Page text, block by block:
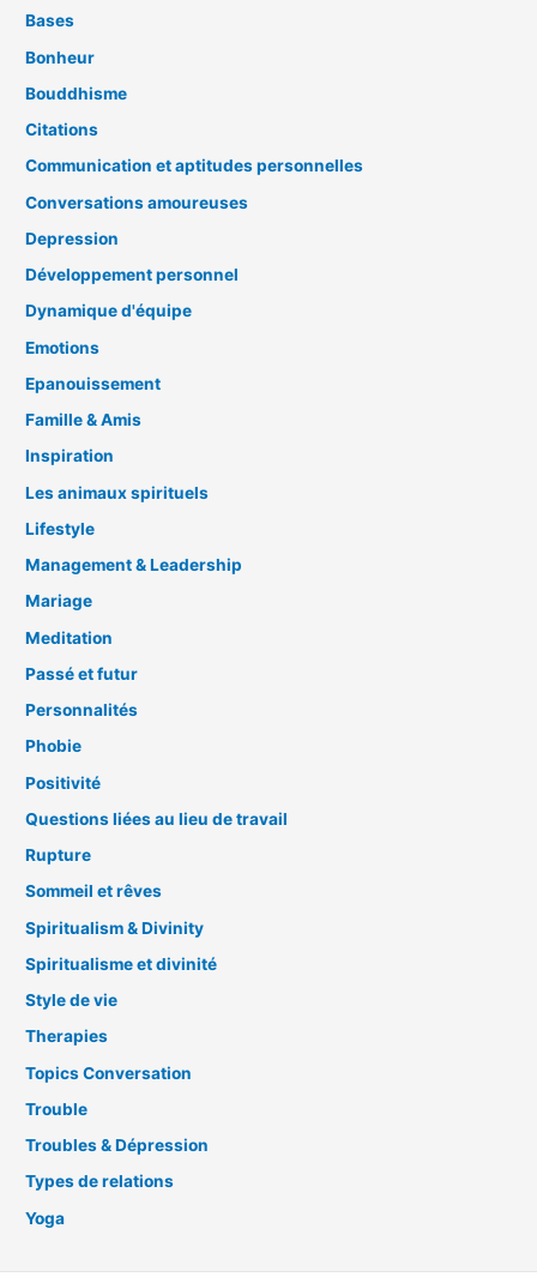
Bases
Bonheur
Bouddhisme
Citations
Communication et aptitudes personnelles
Conversations amoureuses
Depression
Développement personnel
Dynamique d'équipe
Emotions
Epanouissement
Famille & Amis
Inspiration
Les animaux spirituels
Lifestyle
Management & Leadership
Mariage
Meditation
Passé et futur
Personnalités
Phobie
Positivité
Questions liées au lieu de travail
Rupture
Sommeil et rêves
Spiritualism & Divinity
Spiritualisme et divinité
Style de vie
Therapies
Topics Conversation
Trouble
Troubles & Dépression
Types de relations
Yoga